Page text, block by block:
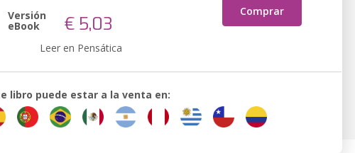
Comprar
Versión
eBook € 5,03
Leer en Pensática
libro puede estar a la venta en: